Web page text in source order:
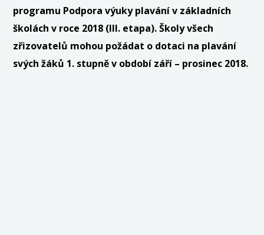
programu Podpora výuky plavání v základních
školách v roce 2018 (III. etapa). Školy všech
zřizovatelů mohou požádat o dotaci na plavání
svých žáků 1. stupně v období září – prosinec 2018.